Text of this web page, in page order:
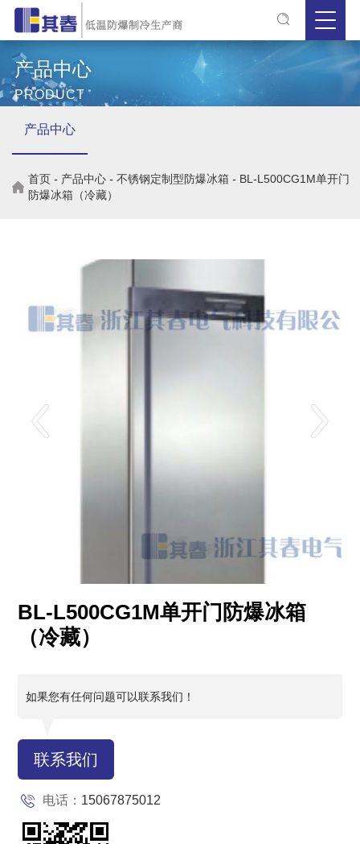
产品中心
PRODUCT
产品中心
首页 - 产品中心 - 不锈钢定制型防爆冰箱 - BL-L500CG1M单开门
防爆冰箱（冷藏）
BL-L500CG1M单开门防爆冰箱
（冷藏）
如果您有任何问题可以联系我们！
联系我们
电话： 15067875012